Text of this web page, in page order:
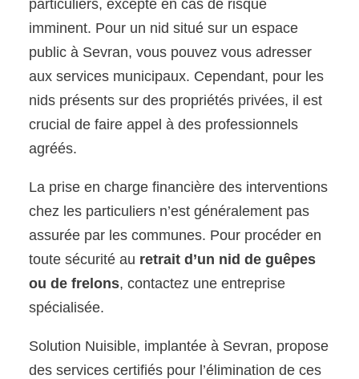
particuliers, excepté en cas de risque
imminent. Pour un nid situé sur un espace
public à Sevran, vous pouvez vous adresser
aux services municipaux. Cependant, pour les
nids présents sur des propriétés privées, il est
crucial de faire appel à des professionnels
agréés.
La prise en charge financière des interventions
chez les particuliers n’est généralement pas
assurée par les communes. Pour procéder en
toute sécurité au retrait d’un nid de guêpes
ou de frelons, contactez une entreprise
spécialisée.
Solution Nuisible, implantée à Sevran, propose
des services certifiés pour l’élimination de ces